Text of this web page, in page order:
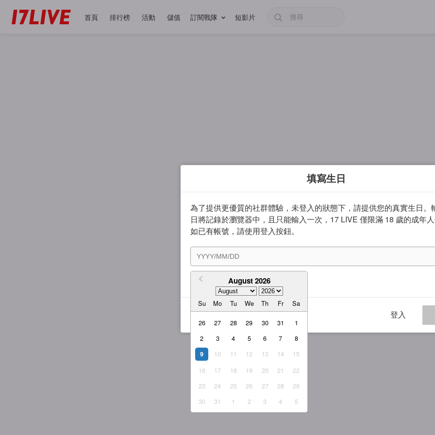
首頁 排行榜 活動 儲值 訂閱戰隊 短影片
填寫生日
為了提供更優質的社群體驗，未登入的狀態下，請提供您的真實生日。
日將記錄於瀏覽器中，且只能輸入一次，17 LIVE 僅限滿 18 歲的成年人
如已有帳號，請使用登入按鈕。
August 2026
Su Mo Tu We Th Fr Sa
26 27 28 29 30 31
1
2
3 4 5 6 7 8
9 10 11 12 13 14
15
16
17 18 19 20 21
22
23
24 25 26 27 28
29
30
31 1 2 3 4 5
我同意 服務條款與隱私權政策
登入